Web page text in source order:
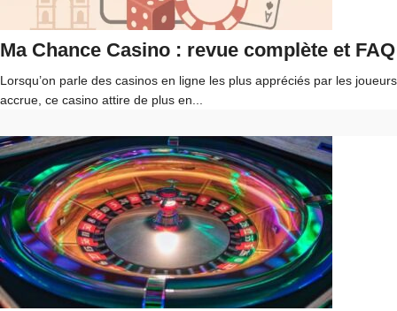
Ma Chance Casino : revue complète et
Lorsqu’on parle des casinos en ligne les plus appréciés par les
accrue, ce casino attire de plus en...